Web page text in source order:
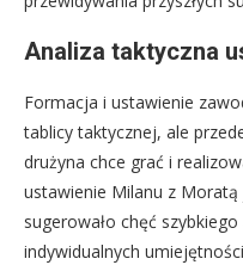
Analiza taktyczna
Formacja i ustawienie
tablicy taktycznej, ale
drużyna chce grać i
ustawienie Milanu z
sugerowało chęć
indywidualnych